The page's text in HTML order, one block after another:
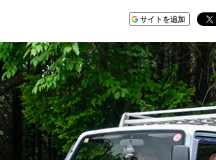
サイトを追加